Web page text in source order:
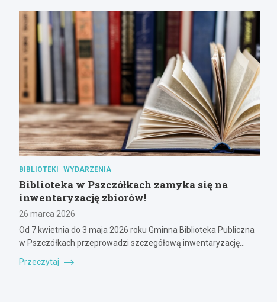
BIBLIOTEKI WYDARZENIA
Biblioteka w Pszczółkach zamyka się na
inwentaryzację zbiorów!
26 marca 2026
Od 7 kwietnia do 3 maja 2026 roku Gminna Biblioteka Publiczna
w Pszczółkach przeprowadzi szczegółową inwentaryzację…
Przeczytaj